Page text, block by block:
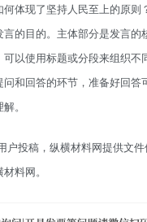
体现了坚持人民至上的原则
的目的。主体部分是发言的
可以使用标题或分段来组织不
问和回答的环节，准备好回答
。
户投稿，纵横材料网提供文
料网。